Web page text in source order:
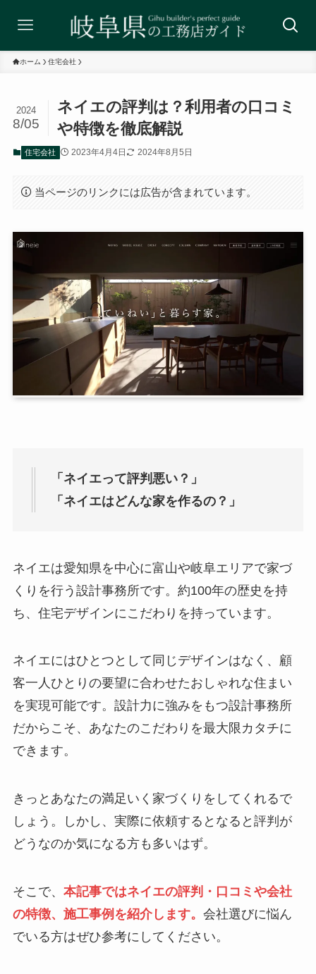
ホーム 住宅会社
ネイエの評判は？利用者の口コミ
や特徴を徹底解説
2024
8/05
住宅会社 2023年4月4日 2024年8月5日
当ページのリンクには広告が含まれています。
「ネイエって評判悪い？」
「ネイエはどんな家を作るの？」
ネイエは愛知県を中心に富山や岐阜エリアで家づ
くりを行う設計事務所です。約100年の歴史を持
ち、住宅デザインにこだわりを持っています。
ネイエにはひとつとして同じデザインはなく、顧
客一人ひとりの要望に合わせたおしゃれな住まい
を実現可能です。設計力に強みをもつ設計事務所
だからこそ、あなたのこだわりを最大限カタチに
できます。
きっとあなたの満足いく家づくりをしてくれるで
しょう。しかし、実際に依頼するとなると評判が
どうなのか気になる方も多いはず。
そこで、 本記事ではネイエの評判・口コミや会社
の特徴、施工事例を紹介します。 会社選びに悩ん
でいる方はぜひ参考にしてください。